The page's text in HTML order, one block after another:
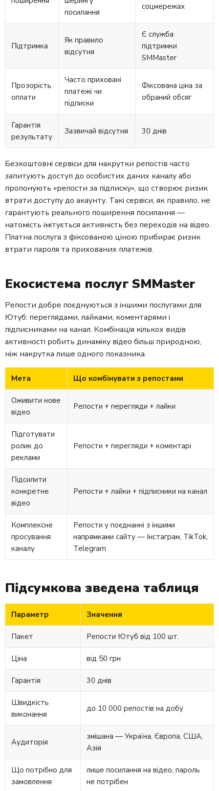
посилання
соцмережах
Підтримка
Як правило
відсутня
Є служба
підтримки
SMMaster
Прозорість
оплати
Часто приховані
платежі чи
підписки
Фіксована ціна за
обраний обсяг
Гарантія
результату
Зазвичай відсутня 30 днів
Безкоштовні сервіси для накрутки репостів часто
запитують доступ до особистих даних каналу або
пропонують «репости за підписку», що створює ризик
втрати доступу до акаунту. Такі сервіси, як правило, не
гарантують реального поширення посилання —
натомість імітується активність без переходів на відео.
Платна послуга з фіксованою ціною прибирає ризик
втрати пароля та прихованих платежів.
Екосистема послуг SMMaster
Репости добре поєднуються з іншими послугами для
Ютуб: переглядами, лайками, коментарями і
підписниками на канал. Комбінація кількох видів
активності робить динаміку відео більш природною,
ніж накрутка лише одного показника.
Мета Що комбінувати з репостами
Оживити нове
відео
Репости + перегляди + лайки
Підготувати
ролик до
реклами
Репости + перегляди + коментарі
Підсилити
конкретне
відео
Репости + лайки + підписники на канал
Комплексне
просування
каналу
Репости у поєднанні з іншими
напрямками сайту — Інстаграм, TikTok,
Telegram
Підсумкова зведена таблиця
Параметр Значення
Пакет Репости Ютуб від 100 шт.
Ціна від 50 грн
Гарантія 30 днів
Швидкість
виконання
до 10 000 репостів на добу
Аудиторія
змішана — Україна, Європа, США,
Азія
Що потрібно для
замовлення
лише посилання на відео, пароль
не потрібен